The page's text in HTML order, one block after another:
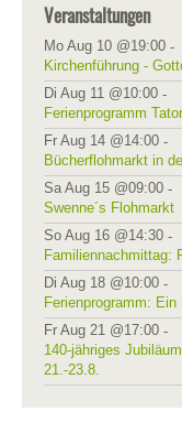
Veranstaltungen
Mo Aug 10 @19:00 -
Kirchenführung -
Di Aug 11 @10:00 -
Ferienprogramm
Fr Aug 14 @14:00 -
Bücherflohmarkt in
Sa Aug 15 @09:00 -
Swenne´s Flohmarkt
So Aug 16 @14:30 -
Familiennachmittag:
Di Aug 18 @10:00 -
Ferienprogramm:
Fr Aug 21 @17:00 -
140-jähriges
21.-23.8.